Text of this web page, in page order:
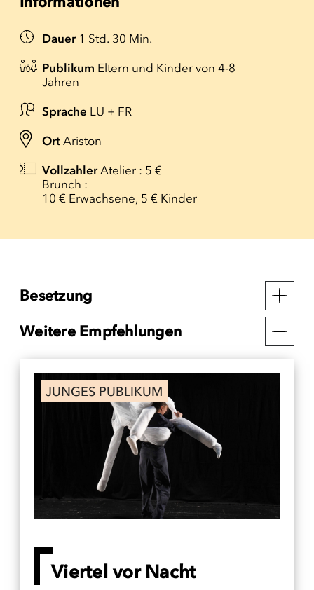
Dauer 1 Std. 30 Min.
Publikum Eltern und Kinder von 4-8
Jahren
Sprache LU + FR
Ort Ariston
Vollzahler Atelier : 5 €
Brunch :
10 € Erwachsene, 5 € Kinder
Besetzung
Weitere Empfehlungen
JUNGES PUBLIKUM
Viertel vor Nacht